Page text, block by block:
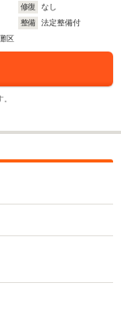
修復
なし
整備
法定整備付
区